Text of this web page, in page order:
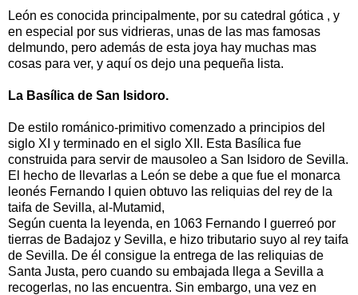
León es conocida principalmente, por su catedral gótica , y
en especial por sus vidrieras, unas de las mas famosas
delmundo, pero además de esta joya hay muchas mas
cosas para ver, y aquí os dejo una pequeña lista.
La Basílica de San Isidoro.
De estilo románico-primitivo comenzado a principios del
siglo XI y terminado en el siglo XII. Esta Basílica fue
construida para servir de mausoleo a San Isidoro de Sevilla.
El hecho de llevarlas a León se debe a que fue el monarca
leonés Fernando I quien obtuvo las reliquias del rey de la
taifa de Sevilla, al-Mutamid,
Según cuenta la leyenda, en 1063 Fernando I guerreó por
tierras de Badajoz y Sevilla, e hizo tributario suyo al rey taifa
de Sevilla. De él consigue la entrega de las reliquias de
Santa Justa, pero cuando su embajada llega a Sevilla a
recogerlas, no las encuentra. Sin embargo, una vez en